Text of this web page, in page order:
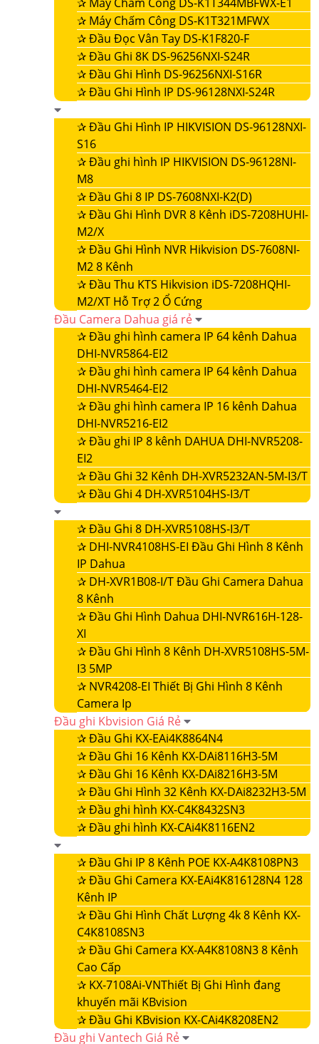
✰ Máy Chấm Công DS-K1T321MFWX
✰Đầu Đọc Vân Tay DS-K1F820-F
✰Đầu Ghi 8K DS-96256NXI-S24R
✰Đầu Ghi Hình DS-96256NXI-S16R
✰Đầu Ghi Hình IP DS-96128NXI-S24R
✰Đầu Ghi Hình IP HIKVISION DS-96128NXI-
S16
✰Đầu ghi hình IP HIKVISION DS-96128NI-
M8
✰Đầu Ghi 8 IP DS-7608NXI-K2(D)
✰Đầu Ghi Hình DVR 8 Kênh iDS-7208HUHI-
M2/X
✰Đầu Ghi Hình NVR Hikvision DS-7608NI-
M2 8 Kênh
✰Đầu Thu KTS Hikvision iDS-7208HQHI-
M2/XT Hỗ Trợ 2 Ổ Cứng
Đầu Camera Dahua giá rẻ
✰Đầu ghi hình camera IP 64 kênh Dahua
DHI-NVR5864-EI2
✰Đầu ghi hình camera IP 64 kênh Dahua
DHI-NVR5464-EI2
✰Đầu ghi hình camera IP 16 kênh Dahua
DHI-NVR5216-EI2
✰Đầu ghi IP 8 kênh DAHUA DHI-NVR5208-
EI2
✰Đầu Ghi 32 Kênh DH-XVR5232AN-5M-I3/T
✰Đầu Ghi 4 DH-XVR5104HS-I3/T
✰Đầu Ghi 8 DH-XVR5108HS-I3/T
✰ DHI-NVR4108HS-EI Đầu Ghi Hình 8 Kênh
IP Dahua
✰ DH-XVR1B08-I/T Đầu Ghi Camera Dahua
8 Kênh
✰Đầu Ghi Hình Dahua DHI-NVR616H-128-
XI
✰Đầu Ghi Hình 8 Kênh DH-XVR5108HS-5M-
I3 5MP
✰ NVR4208-EI Thiết Bị Ghi Hình 8 Kênh
Camera Ip
Đầu ghi Kbvision Giá Rẻ
✰Đầu Ghi KX-EAi4K8864N4
✰Đầu Ghi 16 Kênh KX-DAi8116H3-5M
✰Đầu Ghi 16 Kênh KX-DAi8216H3-5M
✰Đầu Ghi Hình 32 Kênh KX-DAi8232H3-5M
✰Đầu ghi hình KX-C4K8432SN3
✰Đầu ghi hình KX-CAi4K8116EN2
✰Đầu Ghi IP 8 Kênh POE KX-A4K8108PN3
✰Đầu Ghi Camera KX-EAi4K816128N4 128
Kênh IP
✰Đầu Ghi Hình Chất Lượng 4k 8 Kênh KX-
C4K8108SN3
✰Đầu Ghi Camera KX-A4K8108N3 8 Kênh
Cao Cấp
✰ KX-7108Ai-VNThiết Bị Ghi Hình đang
khuyến mãi KBvision
✰Đầu Ghi KBvision KX-CAi4K8208EN2
Đầu ghi Vantech Giá Rẻ